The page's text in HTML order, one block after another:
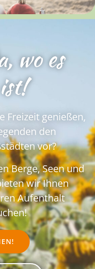
wo es
Freizeit genießen,
den
vor?
Berge, Seen und
wir Ihnen
Aufenthalt